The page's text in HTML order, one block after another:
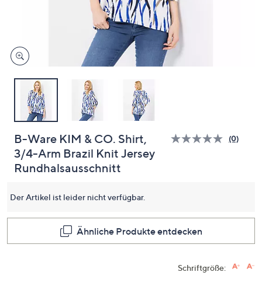
links
bzw.
diese
anzuzeigen.
B-Ware KIM & CO. Shirt,
3/4-Arm Brazil Knit Jersey
Rundhalsausschnitt
Bisher
Link
Seite.
(0)
Der Artikel ist leider nicht verfügbar.
Ähnliche Produkte entdecken
Schriftgröße: